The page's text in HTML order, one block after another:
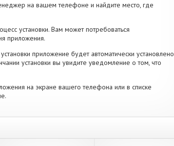
на вашем телефоне и найдите место, где
установки. Вам может потребоваться
приложения.
приложение будет автоматически установлено
установки вы увидите уведомление о том, что
на экране вашего телефона или в списке